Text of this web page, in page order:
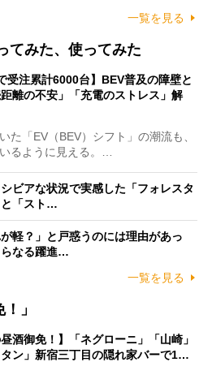
一覧を見る
てみた、使ってみた
受注累計6000台】BEV普及の障壁と
離の不安」「充電のストレス」解
「EV（BEV）シフト」の潮流も、
るように見える。…
ビアな状況で実感した「フォレスタ
「スト…
軽？」と戸惑うのには理由があっ
なる躍進…
一覧を見る
」
昼酒御免！】「ネグローニ」「山崎」
タン」新宿三丁目の隠れ家バーで1…